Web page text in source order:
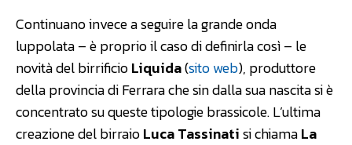
Continuano invece a seguire la grande onda
luppolata – è proprio il caso di definirla così – le
novità del birrificioLiquida(sito web), produttore
della provincia di Ferrara che sin dalla sua nascita si è
concentrato su queste tipologie brassicole. L’ultima
creazione del birraioLuca Tassinatisi chiamaLa